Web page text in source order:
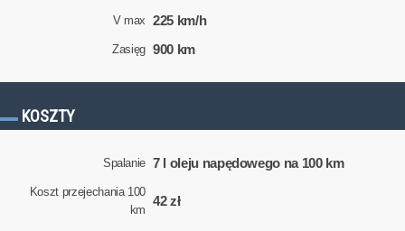
V max 225 km/h
Zasięg 900 km
KOSZTY
Spalanie 7 l oleju napędowego na 100 km
Koszt przejechania 100
km
42 zł